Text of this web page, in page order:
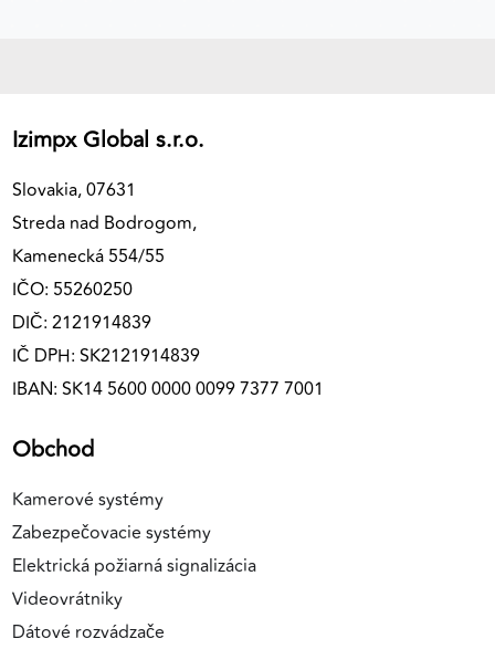
Izimpx Global s.r.o.
Slovakia, 07631
Streda nad Bodrogom,
Kamenecká 554/55
IČO: 55260250
DIČ: 2121914839
IČ DPH: SK2121914839
IBAN: SK14 5600 0000 0099 7377 7001
Obchod
Kamerové systémy
Zabezpečovacie systémy
Elektrická požiarná signalizácia
Videovrátniky
Dátové rozvádzače
MARKETINGOVÉ COOKIES
Marketingové cookies sa používajú na sledovanie
správania používateľov naprieč webovými
stránkami. Umožňujú nám a našim partnerom
zobrazovať cielenú a relevantnú reklamu, a to na
našom webe aj v reklamných sieťach tretích strán.
Google Ads
Poskytovateľ: